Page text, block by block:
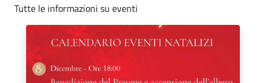
Tutte le informazioni su eventi